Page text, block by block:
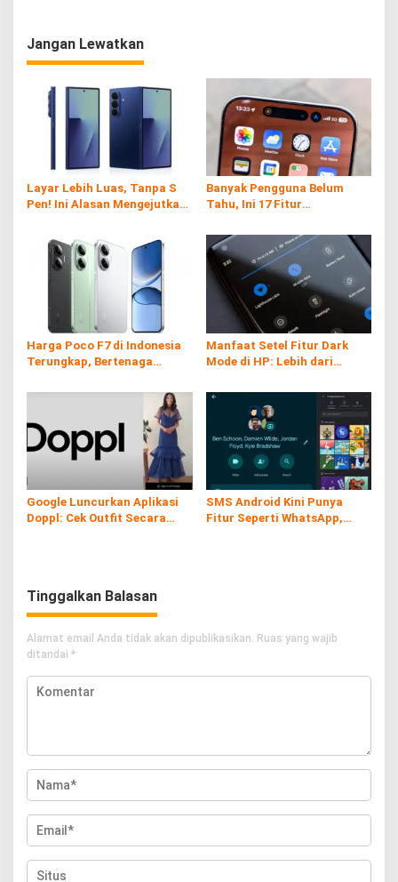
Jangan Lewatkan
Layar Lebih Luas, Tanpa S
Pen! Ini Alasan Mengejutkan
Banyak Pengguna Belum
Tahu, Ini 17 Fitur
Ternyata Sangat Berguna
Harga Poco F7 di Indonesia
Terungkap, Bertenaga
Manfaat Setel Fitur Dark
Mode di HP: Lebih dari
Google Luncurkan Aplikasi
Doppl: Cek Outfit Secara
SMS Android Kini Punya
Fitur Seperti WhatsApp,
Tinggalkan Balasan
Alamat email Anda tidak akan dipublikasikan. Ruas yang wajib
ditandai *